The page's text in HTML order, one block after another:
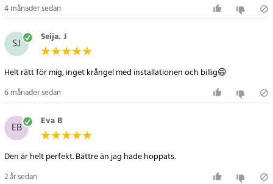
Specifikation
- Kompatibilitet: LG LED, LCD, HDTV, 3DTV
- Funktion: Fullfunktionskontroll, direkt användning
- Installation: Ingen programmering – fungerar direkt med
batterier
- Rekommenderas ej för: CRT-TV, plasma-TV, nyare smart-TV med
- Batterier: Ingår ej (vanligtvis 2 x AAA, ej specificerat)
Artikelnummer :56592
4 månader sedan
SJ Seija. J
6 månader sedan
EB Eva B
Den är helt perfekt. Bättre än jag hade hoppats.
2 år sedan